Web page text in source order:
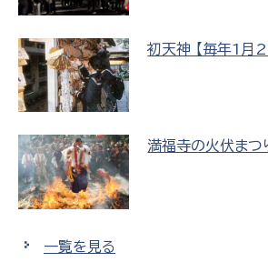
初天神 【毎年1月
満福寺の火伏まつ
一覧を見る